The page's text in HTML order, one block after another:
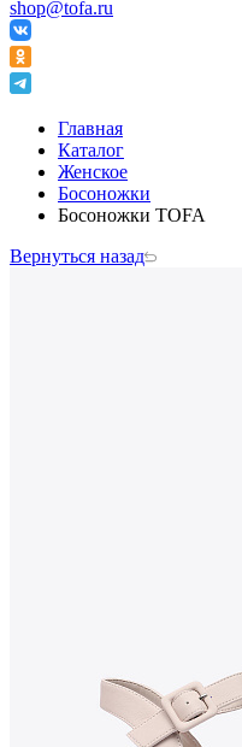
shop@tofa.ru
Главная
Каталог
Женское
Босоножки
Босоножки TOFA
Вернуться назад